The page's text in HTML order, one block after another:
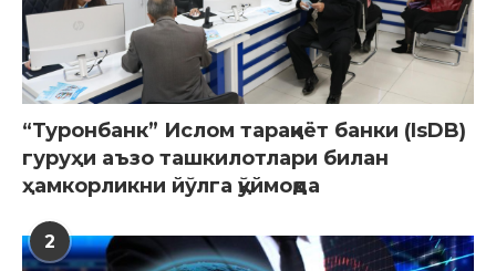
“Туронбанк” Ислом тараққиёт банки (IsDB)
гуруҳи аъзо ташкилотлари билан
ҳамкорликни йўлга қўймоқда
2